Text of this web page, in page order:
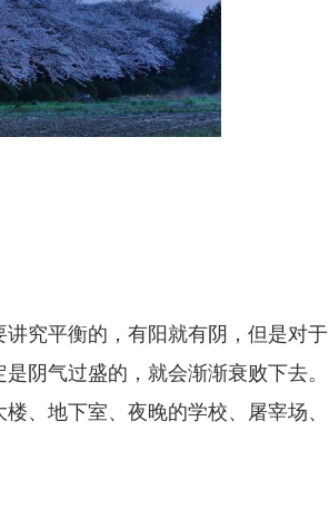
究平衡的，有阳就有阴，但是对于
阴气过盛的，就会渐渐衰败下去。
、地下室、夜晚的学校、屠宰场、